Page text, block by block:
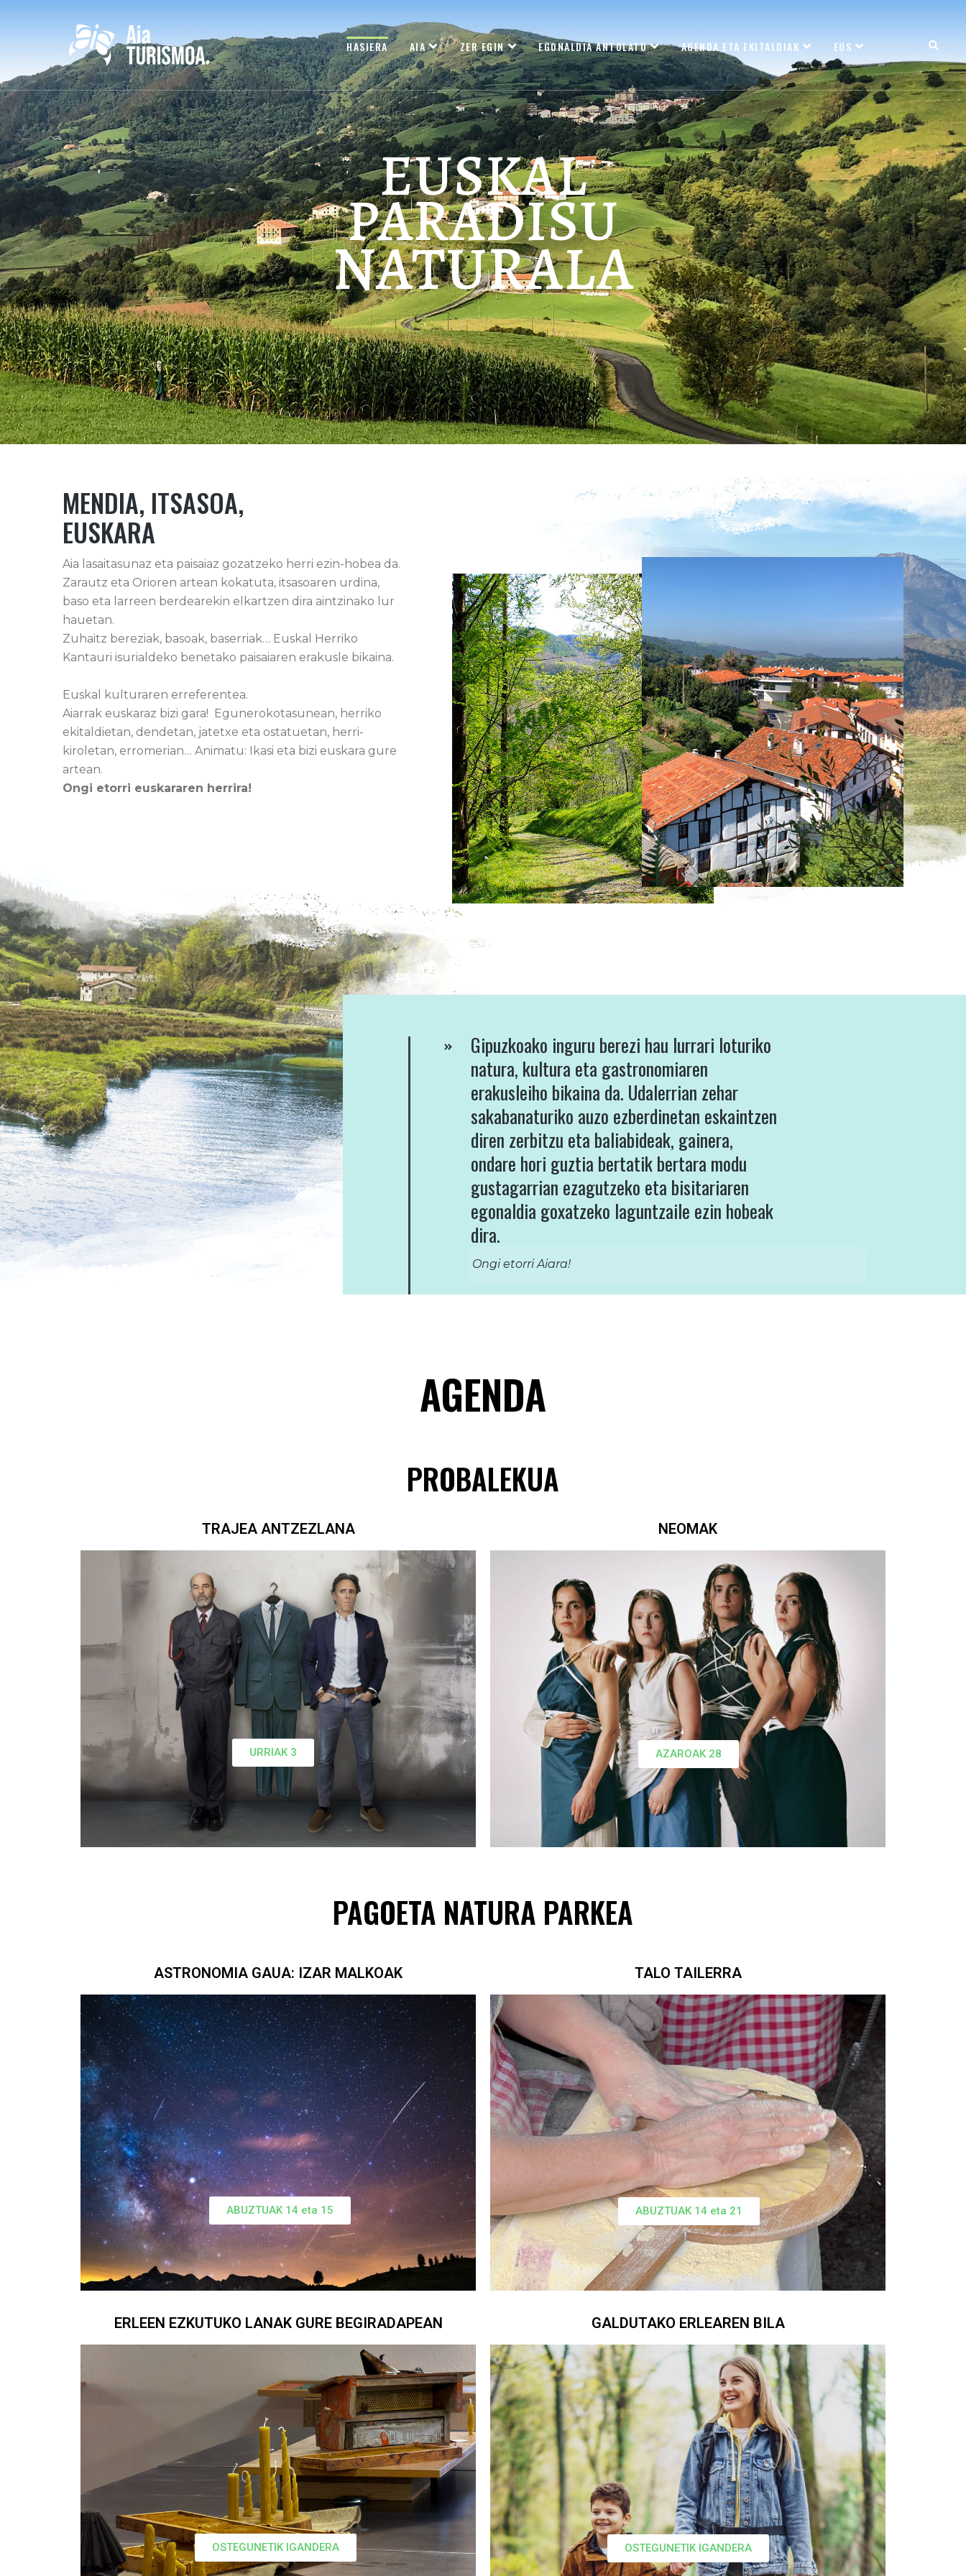
HASIERA AIA ZER EGIN EGONALDIA ANTOLATU AGENDA ETA EKITALDIAK EUS
EUSKAL
PARADISU
NATURALA
MENDIA, ITSASOA,
EUSKARA
Aia lasaitasunaz eta paisaiaz gozatzeko herri ezin-hobea da.
Zarautz eta Orioren artean kokatuta, itsasoaren urdina,
baso eta larreen berdearekin elkartzen dira aintzinako lur
hauetan.
Zuhaitz bereziak, basoak, baserriak… Euskal Herriko
Kantauri isurialdeko benetako paisaiaren erakusle bikaina.
Euskal kulturaren erreferentea.
Aiarrak euskaraz bizi gara! Egunerokotasunean, herriko
ekitaldietan, dendetan, jatetxe eta ostatuetan, herri-
kiroletan, erromerian… Animatu: Ikasi eta bizi euskara gure
artean.
Ongi etorri euskararen herrira!
Gipuzkoako inguru berezi hau lurrari loturiko
natura, kultura eta gastronomiaren
erakusleiho bikaina da. Udalerrian zehar
sakabanaturiko auzo ezberdinetan eskaintzen
diren zerbitzu eta baliabideak, gainera,
ondare hori guztia bertatik bertara modu
gustagarrian ezagutzeko eta bisitariaren
egonaldia goxatzeko laguntzaile ezin hobeak
dira.
Ongi etorri Aiara!
AGENDA
PROBALEKUA
TRAJEA ANTZEZLANA
ABUZTUAK 14 eta 15 ABUZTUAK 14 eta 21
OSTEGUNETIK IGANDERA OSTEGUNETIK IGANDERA
URRIAK 3 AZAROAK 28
NEOMAK
PAGOETA NATURA PARKEA
ASTRONOMIA GAUA: IZAR MALKOAK TALO TAILERRA
ERLEEN EZKUTUKO LANAK GURE BEGIRADAPEAN GALDUTAKO ERLEAREN BILA